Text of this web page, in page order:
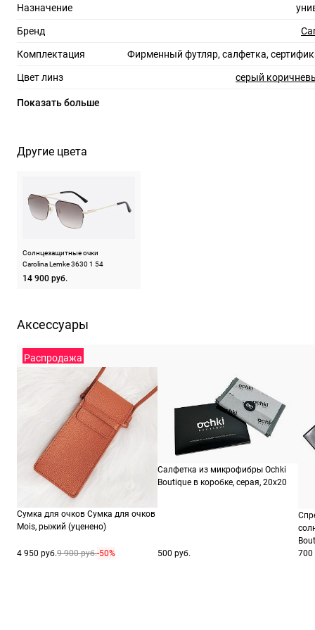
Назначение
Бренд
Комплектация Фирменный футляр, салфетка,
Цвет линз серый
Материал линз
Степень затемнения
Форма оправы
Тип оправы
Материал оправы
Страна производства
ШтрихКод
Показать больше
Другие цвета
Солнцезащитные очки
Carolina Lemke 3630 1 54
14 900 руб.
Аксессуары
Распродажа
Сумка для очков Сумка для очков
Mois, рыжий (уценено)
4 950 руб.9 900 руб.-50%
Салфетка из микрофибры Ochki
Boutique в коробке, серая, 20х20
500 руб.
700